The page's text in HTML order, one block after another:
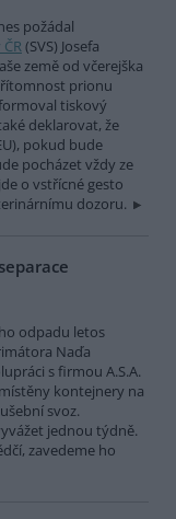
požádal
(SVS) Josefa
země od včerejška
prionu
tiskový
deklarovat, že
pokud bude
pocházet vždy ze
o vstřícné gesto
dozoru.
odpadu letos
Naďa
s firmou A.S.A.
kontejnery na
svoz.
jednou týdně.
zavedeme ho